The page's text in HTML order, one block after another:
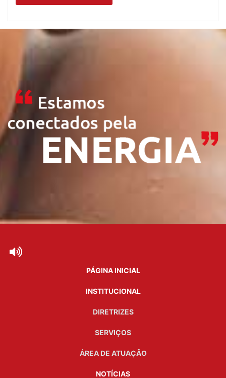
PÁGINA INICIAL
INSTITUCIONAL
DIRETRIZES
SERVIÇOS
ÁREA DE ATUAÇÃO
NOTÍCIAS